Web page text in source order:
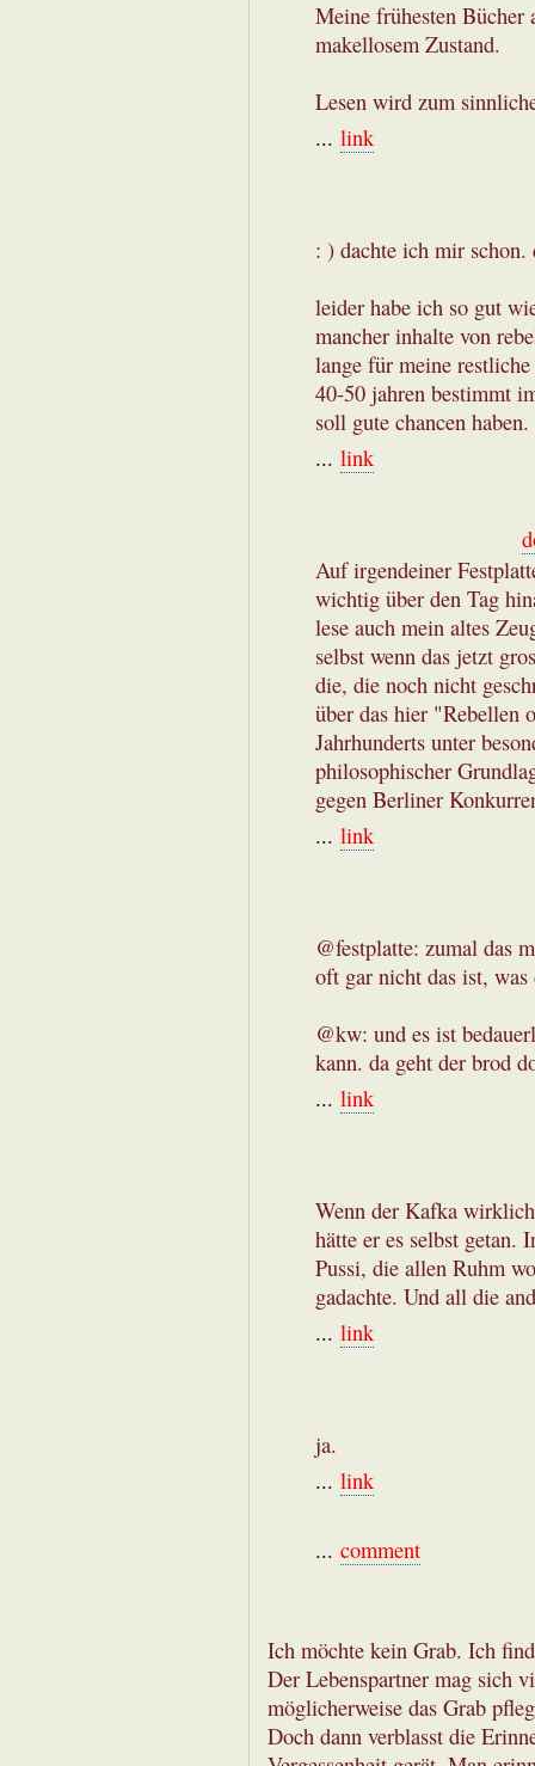
Meine frühesten Bücher
makellosem Zustand.
Lesen wird zum
... link
: ) dachte ich mir schon.
leider habe ich so gut
mancher inhalte von
lange für meine
40-50 jahren bestimmt
soll gute chancen haben.
... link
Auf irgendeiner
wichtig über den Tag
lese auch mein altes
selbst wenn das jetzt
die, die noch nicht
über das hier "Rebellen
Jahrhunderts unter
philosophischer
gegen Berliner
... link
@festplatte: zumal das
oft gar nicht das ist, was
@kw: und es ist
kann. da geht der brod
... link
Wenn der Kafka
hätte er es selbst
Pussi, die allen Ruhm
gadachte. Und all die
... link
ja.
... link
... comment
Ich möchte kein Grab. Ich
Der Lebenspartner mag sich
möglicherweise das Grab
Doch dann verblasst die